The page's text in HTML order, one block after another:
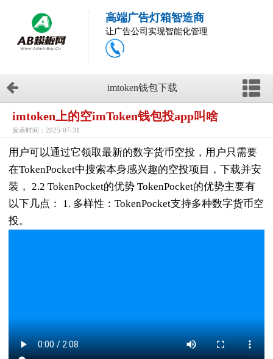
高端广告灯箱智造商
让广告公司实现智能化管理
imtoken钱包下载
imtoken上的空imToken钱包投app叫啥
发表时间：2025-07-31
用户可以通过它领取最新的数字货币空投，用户只需要
在TokenPocket中搜索本身感兴趣的空投项目，下载并安
装， 2.2 TokenPocket的优势 TokenPocket的优势主要有
以下几点： 1. 多样性：TokenPocket支持多种数字货币空
投。